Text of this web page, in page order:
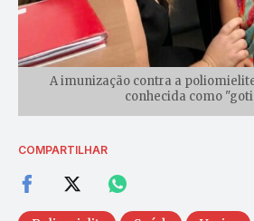
A imunização contra a
conhecida como
COMPARTILHAR